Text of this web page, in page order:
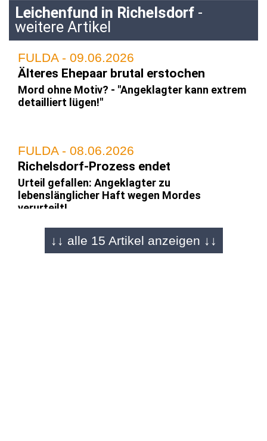
Leichenfund in Richelsdorf -
weitere Artikel
FULDA - 09.06.2026
Älteres Ehepaar brutal erstochen
Mord ohne Motiv? - "Angeklagter kann extrem
detailliert lügen!"
FULDA - 08.06.2026
Richelsdorf-Prozess endet
Urteil gefallen: Angeklagter zu
lebenslänglicher Haft wegen Mordes
verurteilt!
FULDA - 30.05.2026
↓↓ alle 15 Artikel anzeigen ↓↓